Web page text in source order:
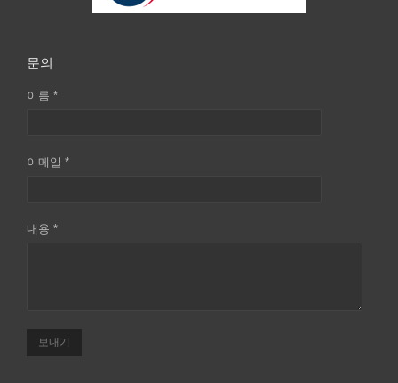
문의
이름 *
이메일 *
내용 *
보내기